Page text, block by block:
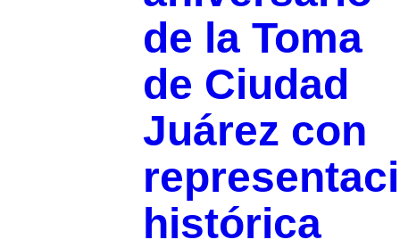
de la Toma
de Ciudad
Juárez con
histórica